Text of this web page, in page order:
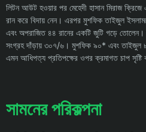
লিটন আউট হওয়ার পর মেহেদী হাসান মিরাজ
রান করে বিদায় নেন। এরপর মুশফিক তাইজুল
এবং অপরাজিত ৪৪ রানের একটি জুটি গড়ে তোলেন।
সংগ্রহ দাঁড়ায় ৩০৭/৬। মুশফিক ৯০* এবং তাইজুল
এমন আধিপত্য প্রতিপক্ষের ওপর ক্রমাগত চাপ সৃষ্টি
সামনের পরিকল্পনা